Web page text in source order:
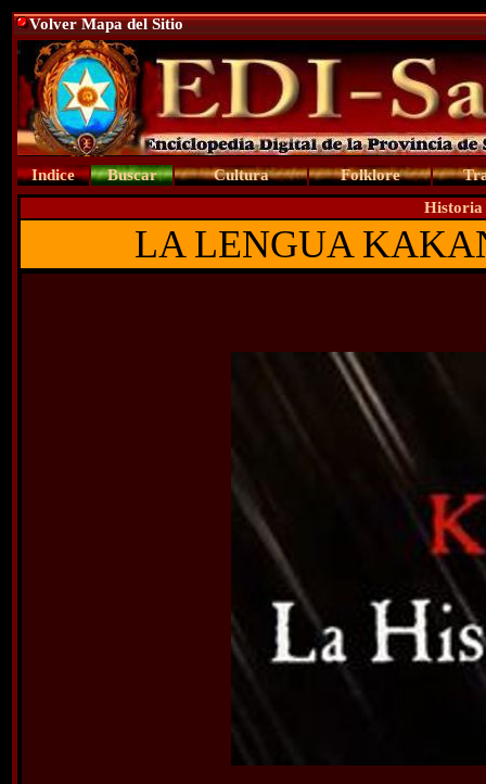
Volver Mapa del Sitio
Indice Buscar Cultura Folklore
Historia
LA LENGUA